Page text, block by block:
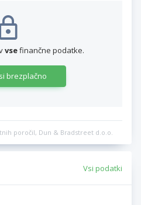
vsefinančne podatke.
brezplačno
poročil, Dun & Bradstreet d.o.o.
Vsi podatki